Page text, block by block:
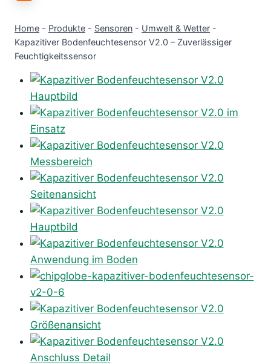
Home - Produkte - Sensoren - Umwelt & Wetter -
Kapazitiver Bodenfeuchtesensor V2.0 – Zuverlässiger
Feuchtigkeitssensor